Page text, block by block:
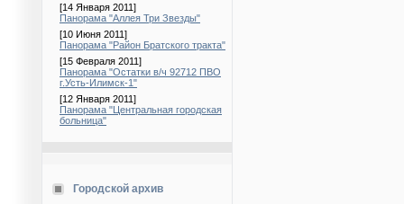
[14 Января 2011]
Панорама "Аллея Три Звезды"
[10 Июня 2011]
Панорама "Район Братского тракта"
[15 Февраля 2011]
Панорама "Остатки в/ч 92712 ПВО
г.Усть-Илимск-1"
[12 Января 2011]
Панорама "Центральная городская
больница"
Городской архив